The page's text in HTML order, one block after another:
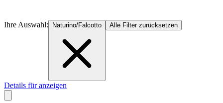
Ihre Auswahl: Naturino/Falcotto Alle Filter zurücksetzen
Details für anzeigen